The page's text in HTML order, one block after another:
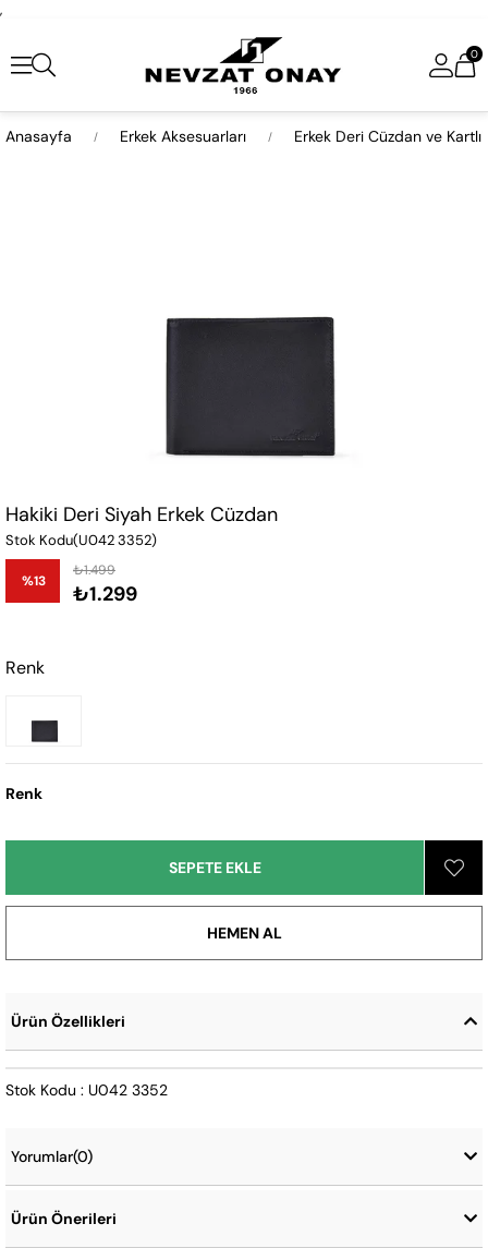
,
0
Anasayfa Erkek Aksesuarları Erkek Deri Cüzdan ve Kartlık
Hakiki Deri Siyah Erkek Cüzdan
Stok Kodu(U042 3352)
%13
İndirim
₺1.499
₺1.299
Renk
Renk
Ürün Özellikleri
Stok Kodu : U042 3352
Yorumlar(0)
Ürün Önerileri